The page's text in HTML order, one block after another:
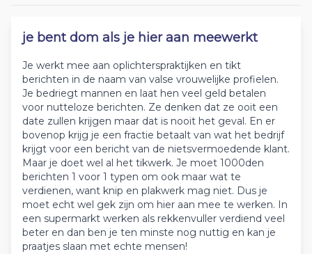
je bent dom als je hier aan meewerkt
Je werkt mee aan oplichterspraktijken en tikt
berichten in de naam van valse vrouwelijke profielen.
Je bedriegt mannen en laat hen veel geld betalen
voor nutteloze berichten. Ze denken dat ze ooit een
date zullen krijgen maar dat is nooit het geval. En er
bovenop krijg je een fractie betaalt van wat het bedrijf
krijgt voor een bericht van de nietsvermoedende klant.
Maar je doet wel al het tikwerk. Je moet 1000den
berichten 1 voor 1 typen om ook maar wat te
verdienen, want knip en plakwerk mag niet. Dus je
moet echt wel gek zijn om hier aan mee te werken. In
een supermarkt werken als rekkenvuller verdiend veel
beter en dan ben je ten minste nog nuttig en kan je
praatjes slaan met echte mensen!